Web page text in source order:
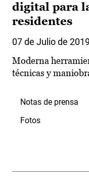
digital para
residentes
07 de Julio de 2019
Moderna
técnicas y
Notas de prensa
Fotos